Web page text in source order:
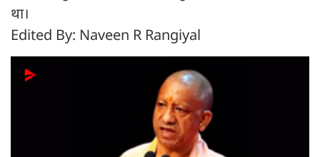
था।
Edited By: Naveen R Rangiyal